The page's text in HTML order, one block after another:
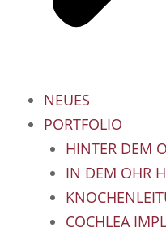
NEUES
PORTFOLIO
HINTER DEM
IN DEM OHR
COCHLEA